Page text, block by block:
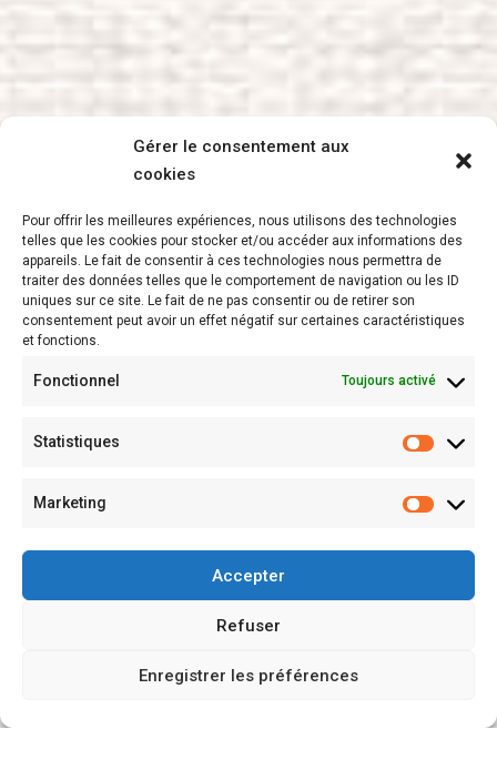
Gérer le consentement aux
cookies
Pour offrir les meilleures expériences, nous utilisons des technologies
telles que les cookies pour stocker et/ou accéder aux informations des
appareils. Le fait de consentir à ces technologies nous permettra de
traiter des données telles que le comportement de navigation ou les ID
uniques sur ce site. Le fait de ne pas consentir ou de retirer son
consentement peut avoir un effet négatif sur certaines caractéristiques
et fonctions.
Fonctionnel Toujours activé
Statistiques
Marketing
Accepter
Refuser
Enregistrer les préférences